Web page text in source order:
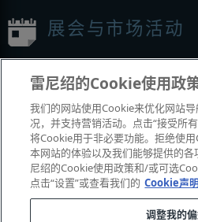
展会与市场活动
雷尼绍的Cookie使用政
我们的网站使用Cookie来优化网站
况，并支持营销活动。点击“接受所
将Cookie用于非必要功能。拒绝使
本网站的体验以及我们能够提供的
尼绍的Cookie使用政策和/或可选
点击“设置”或查看我们的 Cookie声
调整我的